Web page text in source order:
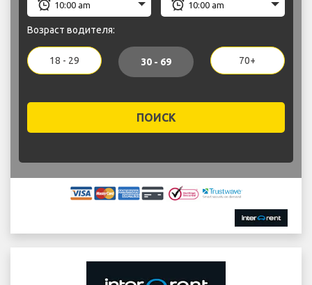
Возраст водителя:
18 - 29 30 - 69 70+
ПОИСК